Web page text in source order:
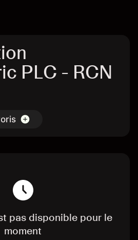
PLC - RCN
pas disponible pour le
moment